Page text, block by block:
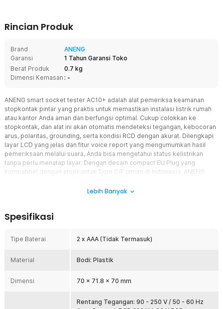
Rincian Produk
Brand
ANENG
Garansi
1 Tahun Garansi Toko
Berat Produk
0.7 kg
Dimensi Kemasan : -
ANENG smart socket tester AC10+ adalah alat pemeriksa keamanan
stopkontak pintar yang praktis untuk memastikan instalasi listrik rumah
atau kantor Anda aman dan berfungsi optimal. Cukup colokkan ke
stopkontak, dan alat ini akan otomatis mendeteksi tegangan, kebocoran
arus, polaritas, grounding, serta kondisi RCD dengan akurat. Dilengkapi
layar LCD yang jelas dan fitur voice report yang mengumumkan hasil
pemeriksaan melalui suara, Anda bisa mengetahui status kelistrikan
tanpa perlu menatap layar. Dengan desain compact EU Plug yang
kompatibel dengan stopkontak Type C/F umum di Indonesia, ANENG
rumah, atau siapa saja yang mengutamakan keselamatan instalasi listrik.
Deteksi Multi Fungsi Stopkontak
kemampuan ANENG smart socket tester AC10+ yang mendeteksi
mengidentifikasi tegangan terlalu tinggi atau rendah, kebocoran
terhubung, hingga fungsi RCD yang tidak optimal. Cukup colokkan
ke stopkontak yang ingin diperiksa, dan dalam hitungan detik Anda
Lebih Banyak
Spesifikasi
Tipe Baterai 2 x AAA (Tidak Termasuk)
Material Bodi: Plastik
Dimensi 70 x 71.8 x 70 mm
Rentang Tegangan: 90 - 250 V / 50 - 60 Hz